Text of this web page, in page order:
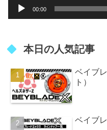
00:00
本日の人気記事
ベイブ
ト）
ベイブ